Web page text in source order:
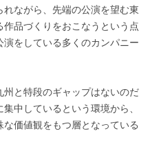
ながら、先端の公演を望む東
品づくりをおこなうという点
をしている多くのカンパニー
と特段のギャップはないのだ
中しているという環境から、
価値観をもつ層となっている